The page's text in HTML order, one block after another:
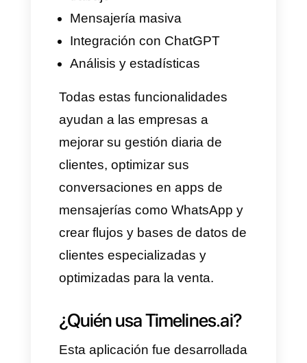
mejorar la gestión de tu
negocio. Timelines.ai es una
herramienta que fue 100%
diseñada para optimizar y
manejar la gestión de
comunicaciones empresariales
a través de WhatsApp.
Sus principales funcionalidades
más destacadas incluyen:
compartida
Integraciones conCRM